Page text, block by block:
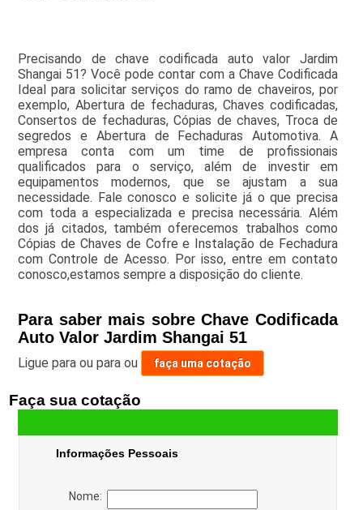
Precisando de chave codificada auto valor Jardim
Shangai 51? Você pode contar com a Chave Codificada
Ideal para solicitar serviços do ramo de chaveiros, por
exemplo, Abertura de fechaduras, Chaves codificadas,
Consertos de fechaduras, Cópias de chaves, Troca de
segredos e Abertura de Fechaduras Automotiva. A
empresa conta com um time de profissionais
qualificados para o serviço, além de investir em
equipamentos modernos, que se ajustam a sua
necessidade. Fale conosco e solicite já o que precisa
com toda a especializada e precisa necessária. Além
dos já citados, também oferecemos trabalhos como
Cópias de Chaves de Cofre e Instalação de Fechadura
com Controle de Acesso. Por isso, entre em contato
conosco,estamos sempre a disposição do cliente.
Para saber mais sobre Chave Codificada
Auto Valor Jardim Shangai 51
Ligue para ou para ou faça uma cotação
Faça sua cotação
Informações Pessoais
Nome: